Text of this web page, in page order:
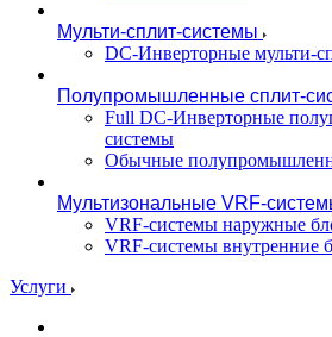
Мульти-сплит-системы
DC-Инверторные мульти-
Полупромышленные сплит-
Full DC-Инверторные
системы
Обычные
Мультизональные VRF-
VRF-системы наружные
VRF-системы внутренние
Услуги